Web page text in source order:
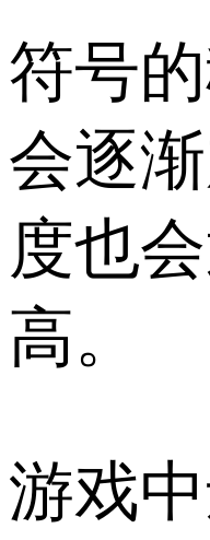
符号
会逐
度也
高。
游戏